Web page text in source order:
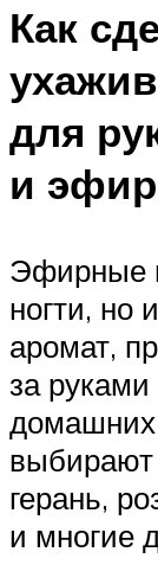
Как
для
и
Эфирные
ногти, но
аромат,
за
домашних
выбирают
герань,
и многие